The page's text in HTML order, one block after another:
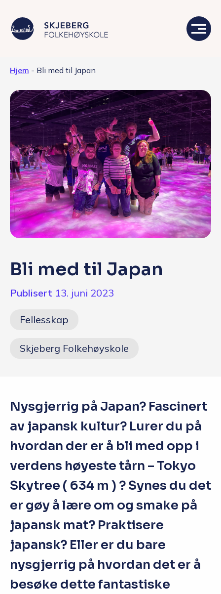
Livet på skolen
Skolen
Kontakt
Valgfag
Siste nytt
Q&A
English
Hjem - Bli med til Japan
Bli med til Japan
Publisert 13. juni 2023
Fellesskap
Skjeberg Folkehøyskole
Nysgjerrig på Japan? Fascinert
av japansk kultur? Lurer du på
hvordan der er å bli med opp i
verdens høyeste tårn – Tokyo
Skytree ( 634 m ) ? Synes du det
er gøy å lære om og smake på
japansk mat? Praktisere
japansk? Eller er du bare
nysgjerrig på hvordan det er å
besøke dette fantastiske